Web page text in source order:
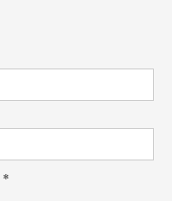
*